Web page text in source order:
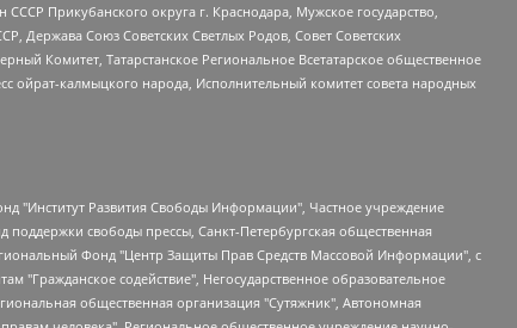
Прикубанского округа г. Краснодара, Мужское государство,
Держава Союз Советских Светлых Родов, Совет Советских
Комитет, Татарстанское Региональное Всетатарское общественное
ойрат-калмыцкого народа, Исполнительный комитет совета народных
Елена Сергеевна, Гельман Марат Александрович, Никульшина Вероника Юрьевна, Толоконникова Надежда Андреевна, Шендерович Виктор Анатольевич, Общество с ограниченной ответственностью "Данное сообщение", Общество с ограниченной ответственностью Издательский дом "Новая глава", Айнбиндер Александра Александровна, Московский комьюнити-центр для ЛГБТ+инициатив, Благотворительный фонд развития филантропии, Deutsche Welle (Германия, Kurt-Schumacher-Strasse 3, 53113 Bonn), Борзунова Мария Михайловна, Воробьев Виктор Викторович, Голубева Анна Львовна, Константинова Алла Михайловна, Малкова Ирина Владимировна, Мурадов Мурад Абдулгалимович, Осетинская Елизавета Николаевна, Понасенков Евгений Николаевич, Ганапольский Матвей Юрьевич, Киселев Евгений Алексеевич, Борухович Ирина Григорьевна, Дремин Иван Тимофеевич, Дубровский Дмитрий Викторович, Красноярская региональная общественная организация поддержки и развития альтернативных образовательных технологий и межкультурных коммуникаций "ИНТЕРРА", Маяковская Екатерина Алексеевна, Фейгин Марк Захарович, Филимонов Андрей Викторович, Дзугкоева Регина Николаевна, Доброхотов Роман Александрович, Дудь Юрий Александрович, Елкин Сергей Владимирович, Кругликов Кирилл Игоревич, Сабунаева Мария Леонидовна, Семенов Алексей Владимирович, Шаинян Карен Багратович, Шульман Екатерина Михайловна, Асафьев Артур Валерьевич, Вахштайн Виктор Семенович, Венедиктов Алексей Алексеевич, Лушникова Екатерина Евгеньевна, Волков Леонид Михайлович, Невзоров Александр Глебович, Пархоменко Сергей Борисович, Сироткин Ярослав Николаевич, Кара-Мурза Владимир Владимирович, Баранова Наталья Владимировна, Гозман Леонид Яковлевич, Кагарлицкий Борис Юльевич, Климарев Михаил Валерьевич, Милов Владимир Станиславович, Автономная некоммерческая организация Краснодарский центр современного искусства "Типография", Моргенштерн Алишер Тагирович, Соболь Любовь Эдуардовна, Общество с ограниченной ответственностью "ЛИЗА НОРМ", Каспаров Гарри Кимович, Ходорковский Михаил Борисович, Общество с ограниченной ответственностью "Апрельские тезисы", Данилович Ирина Брониславовна, Кашин Олег Владимирович, Петров Николай Владимирович, Пивоваров Алексей Владимирович, Соколов Михаил Владимирович, Цветкова Юлия Владимировна, Чичваркин Евгений Александрович, Комитет против пыток/Команда против пыток, Общество с ограниченной ответственностью "Первый научный", Общество с ограниченной ответственностью "Вертолет и ко", Белоцерковская Вероника Борисовна, Кац Максим Евгеньевич, Лазарева Татьяна Юрьевна, Шаведдинов Руслан Табризович, Яшин Илья Валерьевич, Общество с ограниченной ответственностью "Иноагент ААВ", Алешковский Дмитрий Петрович, Альбац Евгения Марковна, Быков Дмитрий Львович, Галямина Юлия Евгеньевна, Лойко Сергей Леонидович, Мартынов Кирилл Константинович, Медведев Сергей Александрович, Крашенинников Федор Геннадиевич, Гордеева Катерина Вл